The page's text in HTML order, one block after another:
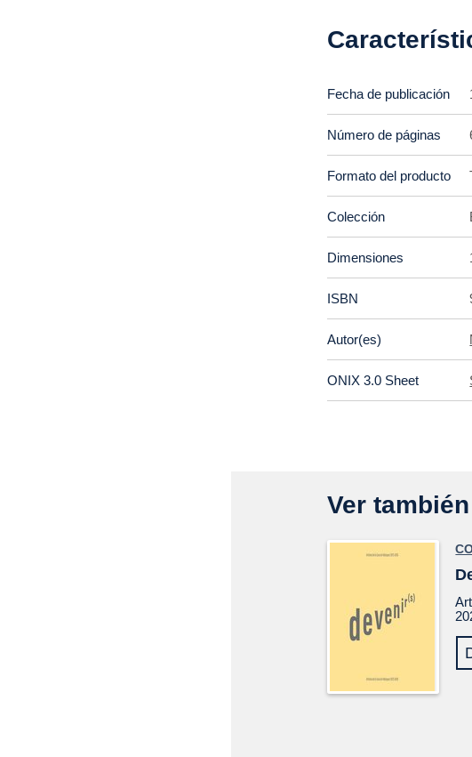
Fecha de publicación
Número de páginas
Formato del producto
Colección
Dimensiones
ISBN
Autor(es)
ONIX 3.0 Sheet
Ver